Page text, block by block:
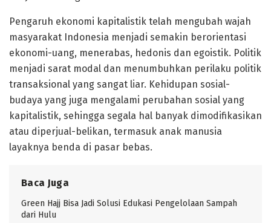
Pengaruh ekonomi kapitalistik telah mengubah wajah
masyarakat Indonesia menjadi semakin berorientasi
ekonomi-uang, menerabas, hedonis dan egoistik. Politik
menjadi sarat modal dan menumbuhkan perilaku politik
transaksional yang sangat liar. Kehidupan sosial-
budaya yang juga mengalami perubahan sosial yang
kapitalistik, sehingga segala hal banyak dimodifikasikan
atau diperjual-belikan, termasuk anak manusia
layaknya benda di pasar bebas.
Baca Juga
Green Hajj Bisa Jadi Solusi Edukasi Pengelolaan Sampah
dari Hulu